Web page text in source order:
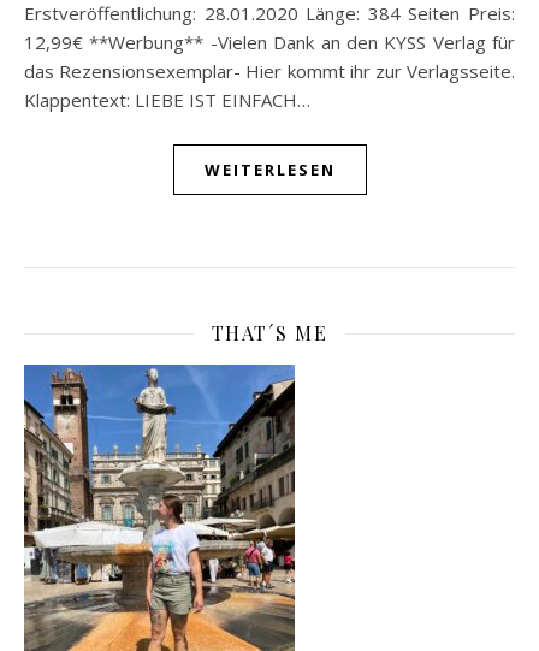
Erstveröffentlichung: 28.01.2020 Länge: 384 Seiten Preis:
12,99€ **Werbung** -Vielen Dank an den KYSS Verlag für
das Rezensionsexemplar- Hier kommt ihr zur Verlagsseite.
Klappentext: LIEBE IST EINFACH…
WEITERLESEN
THAT´S ME